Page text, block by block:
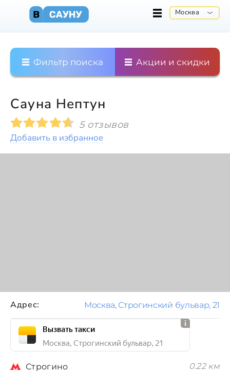
Москва
Фильтр поиска Акции и скидки
Сауна Нептун
5 отзывов
Добавить в избранное
Адрес: Москва, Строгинский бульвар, 21
Вызвать такси
Москва, Строгинский бульвар, 21
Строгино 0.22 км